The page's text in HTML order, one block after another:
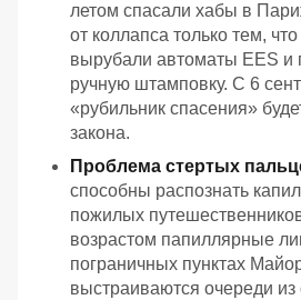
летом спасали хабы в
от коллапса только тем,
вырубали автоматы EES и
ручную штамповку. С 6
«рубильник спасения»
закона.
Проблема стертых
способны распознать
пожилых
возрастом папиллярные
пограничных пунктах
выстраиваются очереди из